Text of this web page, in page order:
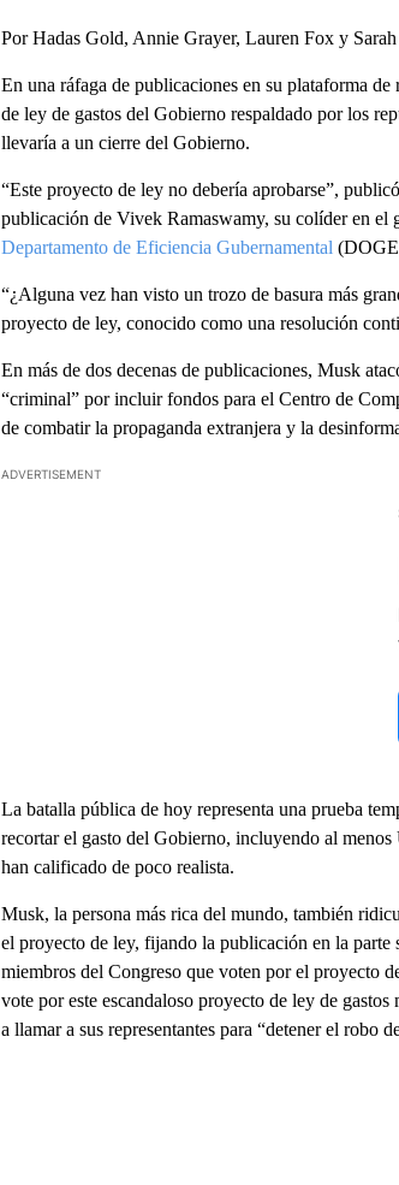
Por Hadas Gold, Annie Grayer, Lauren Fox y
En una ráfaga de publicaciones en su plataforma
de ley de gastos del Gobierno respaldado por los
llevaría a un cierre del Gobierno.
“Este proyecto de ley no debería aprobarse”,
publicación de Vivek Ramaswamy, su colíder en el
Departamento de Eficiencia Gubernamental
“¿Alguna vez han visto un trozo de basura más
proyecto de ley, conocido como una resolución
En más de dos decenas de publicaciones, Musk
“criminal” por incluir fondos para el Centro de
de combatir la propaganda extranjera y la
ADVERTISEMENT
La batalla pública de hoy representa una prueba
recortar el gasto del Gobierno, incluyendo al
han calificado de poco realista.
Musk, la persona más rica del mundo, también
el proyecto de ley, fijando la publicación en la
miembros del Congreso que voten por el proyecto
vote por este escandaloso proyecto de ley de
a llamar a sus representantes para “detener el robo